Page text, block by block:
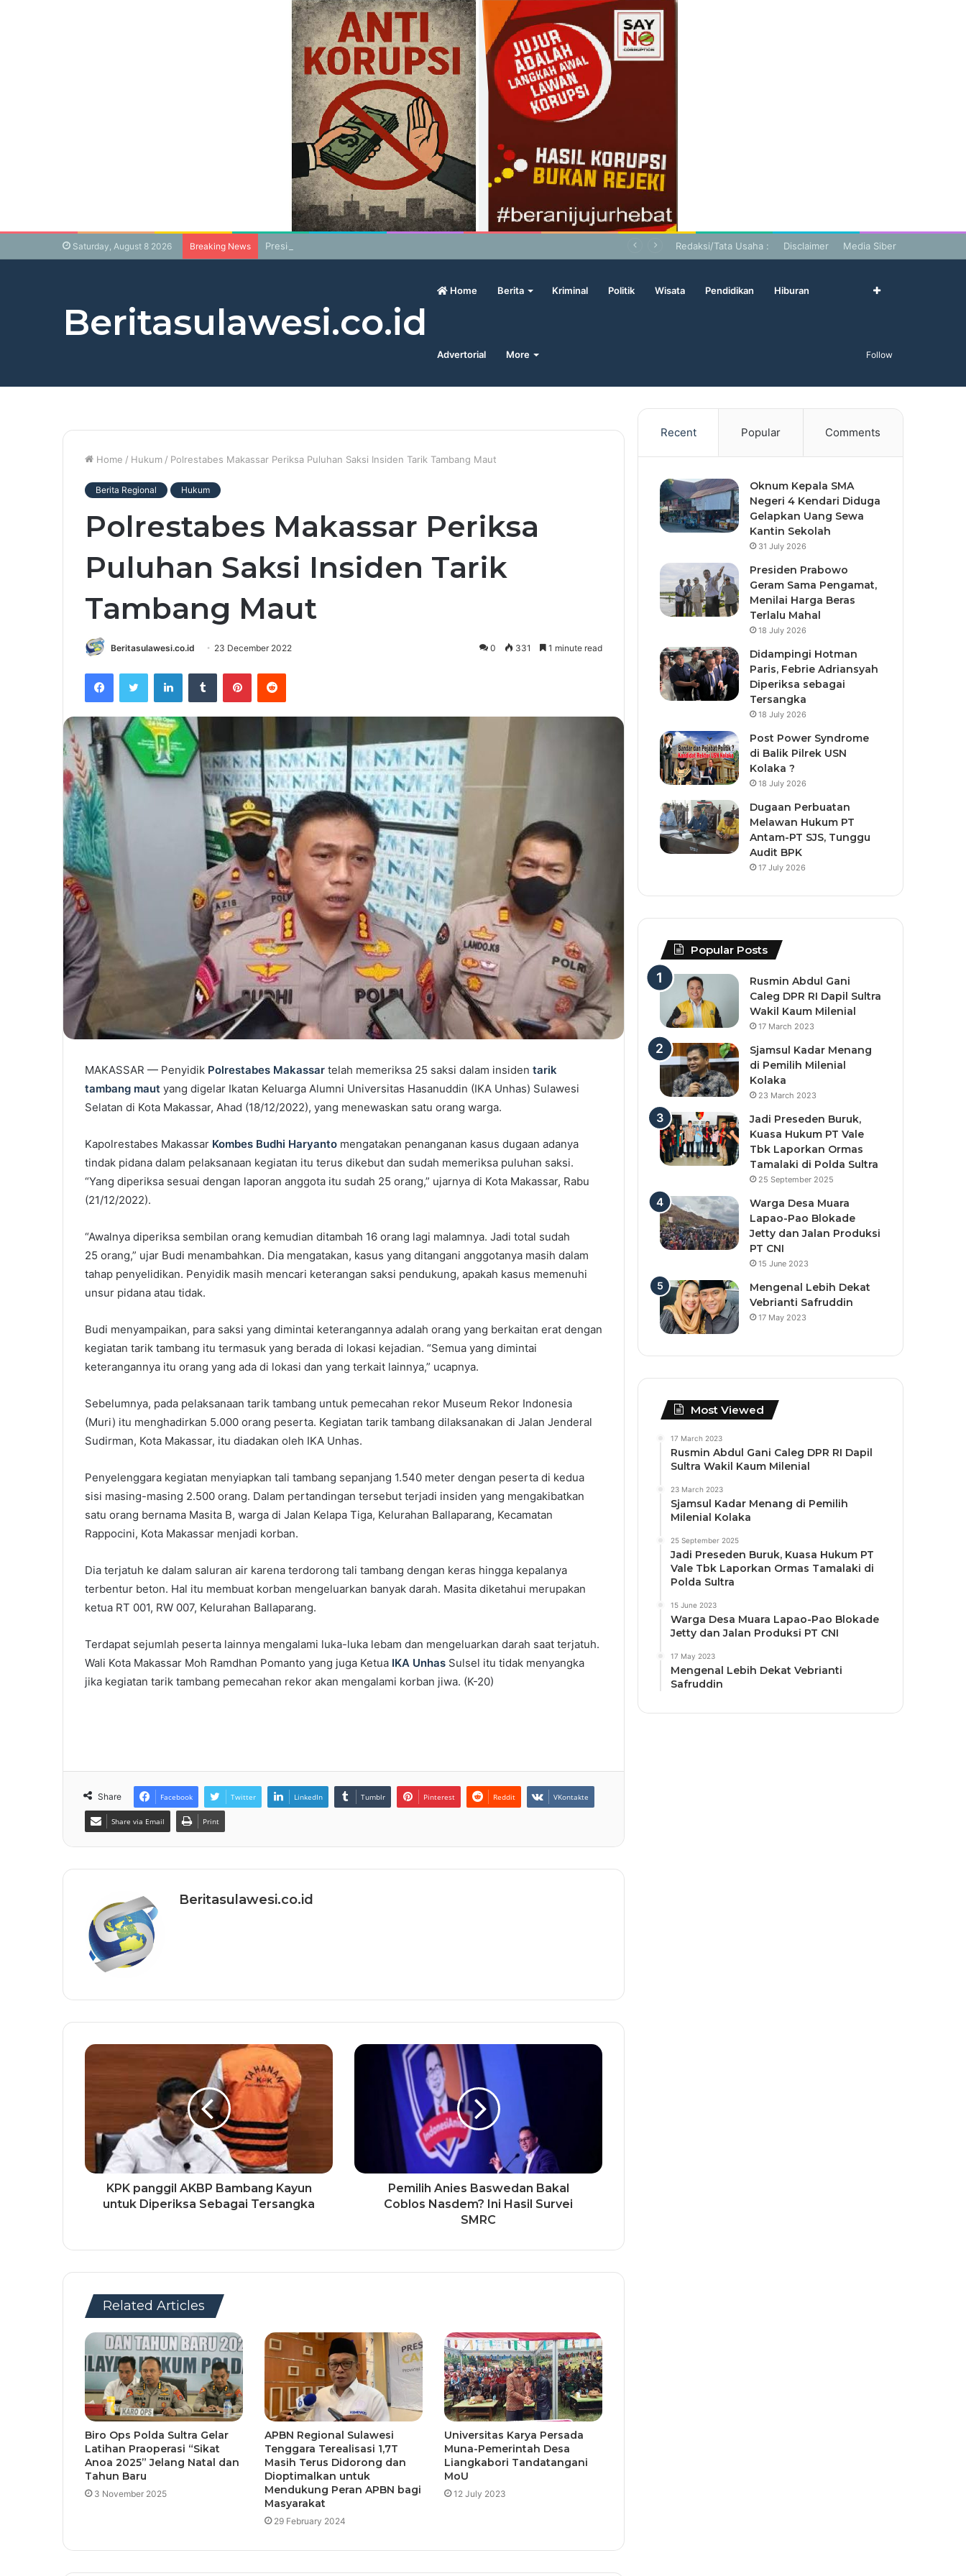
Saturday, August 8 2026 Breaking News Presiden Prabowo Geram Sama Pengamat, Menilai Harga Beras Terlalu Mahal Redaksi/Tata Usaha : Disclaimer Media Siber
Beritasulawesi.co.id
Home Berita Kriminal Politik Wisata Pendidikan Hiburan
Advertorial More Follow
Home / Hukum / Polrestabes Makassar Periksa Puluhan Saksi Insiden Tarik Tambang Maut
Berita Regional Hukum
Polrestabes Makassar Periksa
Puluhan Saksi Insiden Tarik
Tambang Maut
Beritasulawesi.co.id 23 December 2022 0 331 1 minute read
MAKASSAR — Penyidik Polrestabes Makassar telah memeriksa 25 saksi dalam insiden tarik
tambang maut yang digelar Ikatan Keluarga Alumni Universitas Hasanuddin (IKA Unhas) Sulawesi
Selatan di Kota Makassar, Ahad (18/12/2022), yang menewaskan satu orang warga.
Kapolrestabes Makassar Kombes Budhi Haryanto mengatakan penanganan kasus dugaan adanya
tindak pidana dalam pelaksanaan kegiatan itu terus dikebut dan sudah memeriksa puluhan saksi.
“Yang diperiksa sesuai dengan laporan anggota itu sudah 25 orang,” ujarnya di Kota Makassar, Rabu
(21/12/2022).
“Awalnya diperiksa sembilan orang kemudian ditambah 16 orang lagi malamnya. Jadi total sudah
25 orang,” ujar Budi menambahkan. Dia mengatakan, kasus yang ditangani anggotanya masih dalam
tahap penyelidikan. Penyidik masih mencari keterangan saksi pendukung, apakah kasus memenuhi
unsur pidana atau tidak.
Budi menyampaikan, para saksi yang dimintai keterangannya adalah orang yang berkaitan erat dengan
kegiatan tarik tambang itu termasuk yang berada di lokasi kejadian. “Semua yang dimintai
keterangannya itu orang yang ada di lokasi dan yang terkait lainnya,” ucapnya.
Sebelumnya, pada pelaksanaan tarik tambang untuk pemecahan rekor Museum Rekor Indonesia
(Muri) itu menghadirkan 5.000 orang peserta. Kegiatan tarik tambang dilaksanakan di Jalan Jenderal
Sudirman, Kota Makassar, itu diadakan oleh IKA Unhas.
Penyelenggara kegiatan menyiapkan tali tambang sepanjang 1.540 meter dengan peserta di kedua
sisi masing-masing 2.500 orang. Dalam pertandingan tersebut terjadi insiden yang mengakibatkan
satu orang bernama Masita B, warga di Jalan Kelapa Tiga, Kelurahan Ballaparang, Kecamatan
Rappocini, Kota Makassar menjadi korban.
Dia terjatuh ke dalam saluran air karena terdorong tali tambang dengan keras hingga kepalanya
terbentur beton. Hal itu membuat korban mengeluarkan banyak darah. Masita diketahui merupakan
ketua RT 001, RW 007, Kelurahan Ballaparang.
Terdapat sejumlah peserta lainnya mengalami luka-luka lebam dan mengeluarkan darah saat terjatuh.
Wali Kota Makassar Moh Ramdhan Pomanto yang juga Ketua IKA Unhas Sulsel itu tidak menyangka
jika kegiatan tarik tambang pemecahan rekor akan mengalami korban jiwa. (K-20)
Share Facebook Twitter LinkedIn Tumblr Pinterest Reddit VKontakte
Share via Email Print
Beritasulawesi.co.id
KPK panggil AKBP Bambang Kayun
untuk Diperiksa Sebagai Tersangka
Pemilih Anies Baswedan Bakal
Coblos Nasdem? Ini Hasil Survei
SMRC
Related Articles
Biro Ops Polda Sultra Gelar
Latihan Praoperasi “Sikat
Anoa 2025” Jelang Natal dan
Tahun Baru
3 November 2025
APBN Regional Sulawesi
Tenggara Terealisasi 1,7T
Masih Terus Didorong dan
Dioptimalkan untuk
Mendukung Peran APBN bagi
Masyarakat
29 February 2024
Universitas Karya Persada
Muna-Pemerintah Desa
Liangkabori Tandatangani
MoU
12 July 2023
Recent Popular Comments
Oknum Kepala SMA
Negeri 4 Kendari Diduga
Gelapkan Uang Sewa
Kantin Sekolah
31 July 2026
Presiden Prabowo
Geram Sama Pengamat,
Menilai Harga Beras
Terlalu Mahal
18 July 2026
Didampingi Hotman
Paris, Febrie Adriansyah
Diperiksa sebagai
Tersangka
18 July 2026
Post Power Syndrome
di Balik Pilrek USN
Kolaka ?
18 July 2026
Dugaan Perbuatan
Melawan Hukum PT
Antam-PT SJS, Tunggu
Audit BPK
17 July 2026
Popular Posts
Rusmin Abdul Gani
Caleg DPR RI Dapil Sultra
Wakil Kaum Milenial
17 March 2023
Sjamsul Kadar Menang
di Pemilih Milenial
Kolaka
23 March 2023
Jadi Preseden Buruk,
Kuasa Hukum PT Vale
Tbk Laporkan Ormas
Tamalaki di Polda Sultra
25 September 2025
Warga Desa Muara
Lapao-Pao Blokade
Jetty dan Jalan Produksi
PT CNI
15 June 2023
Mengenal Lebih Dekat
Vebrianti Safruddin
17 May 2023
Most Viewed
17 March 2023
Rusmin Abdul Gani Caleg DPR RI Dapil
Sultra Wakil Kaum Milenial
23 March 2023
Sjamsul Kadar Menang di Pemilih
Milenial Kolaka
25 September 2025
Jadi Preseden Buruk, Kuasa Hukum PT
Vale Tbk Laporkan Ormas Tamalaki di
Polda Sultra
15 June 2023
Warga Desa Muara Lapao-Pao Blokade
Jetty dan Jalan Produksi PT CNI
17 May 2023
Mengenal Lebih Dekat Vebrianti
Safruddin